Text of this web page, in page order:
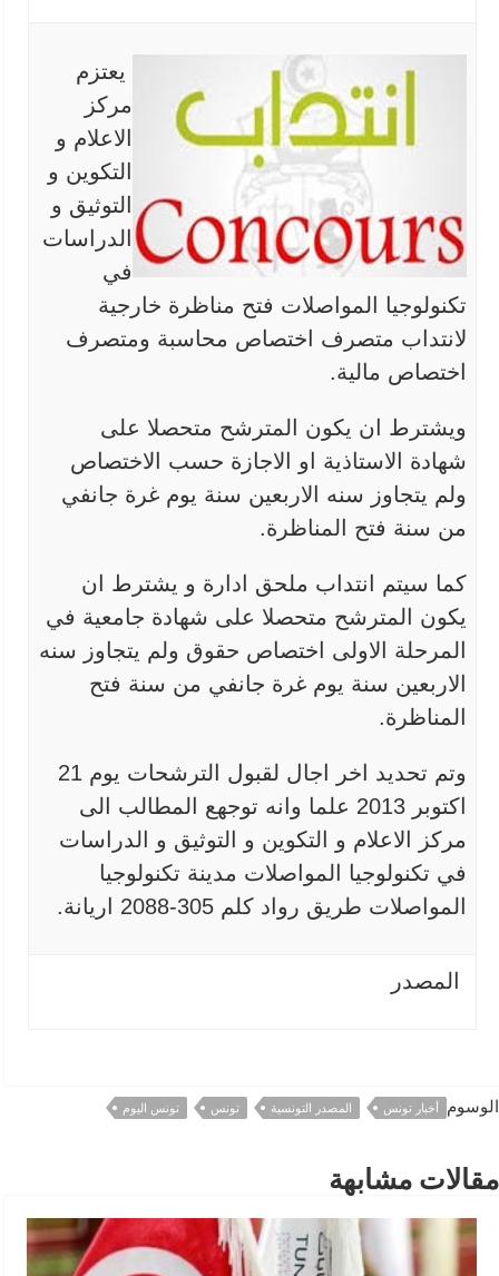
يعتزم
مركز
الاعلام و
التكوين و
التوثيق و
الدراسات
في
تكنولوجيا المواصلات فتح مناظرة خارجية
لانتداب متصرف اختصاص محاسبة ومتصرف
اختصاص مالية.
ويشترط ان يكون المترشح متحصلا على
شهادة الاستاذية او الاجازة حسب الاختصاص
ولم يتجاوز سنه الاربعين سنة يوم غرة جانفي
من سنة فتح المناظرة.
كما سيتم انتداب ملحق ادارة و يشترط ان
يكون المترشح متحصلا على شهادة جامعية في
المرحلة الاولى اختصاص حقوق ولم يتجاوز سنه
الاربعين سنة يوم غرة جانفي من سنة فتح
المناظرة.
وتم تحديد اخر اجال لقبول الترشحات يوم 21
اكتوبر 2013 علما وانه توجهع المطالب الى
مركز الاعلام و التكوين و التوثيق و الدراسات
في تكنولوجيا المواصلات مدينة تكنولوجيا
المواصلات طريق رواد كلم 305-2088 اريانة.
المصدر
الوسوم أخبار تونس المصدر التونسية تونس تونس اليوم
مقالات مشابهة